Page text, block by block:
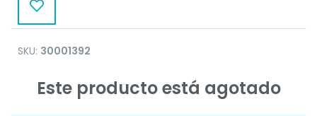
SKU: 30001392
Este producto está agotado